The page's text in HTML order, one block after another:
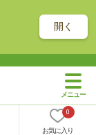
開く
0
お気に入り